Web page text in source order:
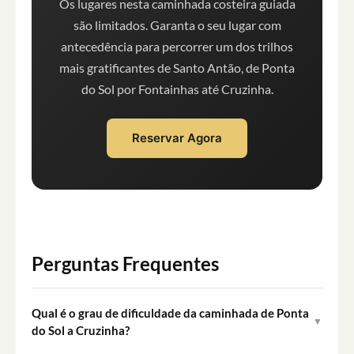
Os lugares nesta caminhada costeira guiada
são limitados. Garanta o seu lugar com
antecedência para percorrer um dos trilhos
mais gratificantes de Santo Antão, de Ponta
do Sol por Fontainhas até Cruzinha.
Reservar Agora
Perguntas Frequentes
Qual é o grau de dificuldade da caminhada de Ponta
do Sol a Cruzinha?
▼